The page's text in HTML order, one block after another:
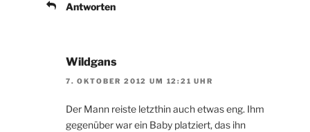
Antworten
Wildgans
7. OKTOBER 2012 UM 12:21 UHR
Der Mann reiste letzthin auch etwas eng. Ihm
gegenüber war ein Baby platziert, das ihn